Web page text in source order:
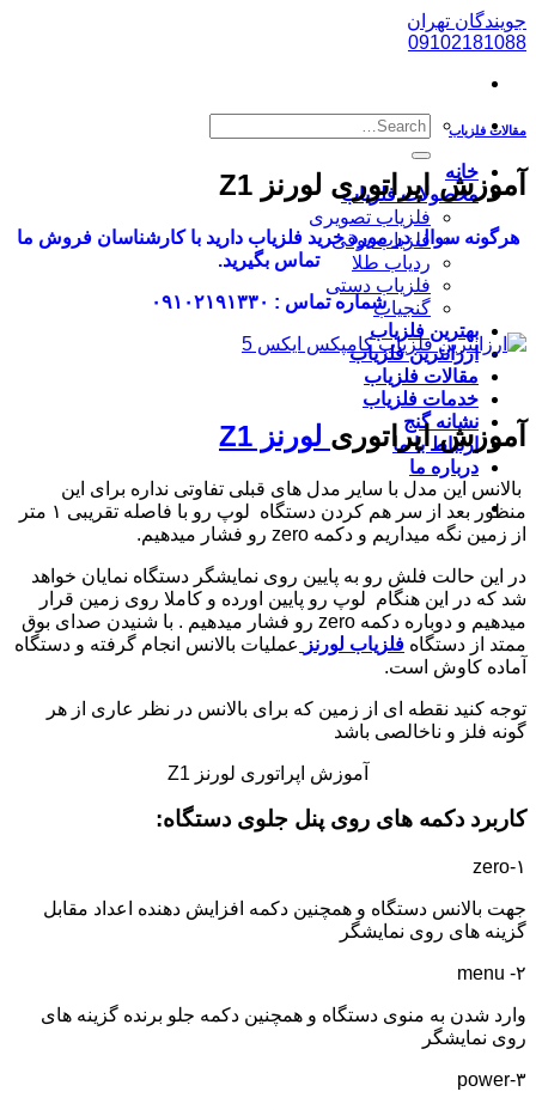
پرش
به
جویندگان تهران
09102181088
خانه
محصولات فلزیاب
فلزیاب تصویری
فلزیاب بوقی
ردیاب طلا
فلزیاب دستی
گنجیاب
بهترین فلزیاب
ارزانترین فلزیاب
مقالات فلزیاب
خدمات فلزیاب
نشانه گنج
ارتباط با ما
درباره ما
مقالات فلزیاب
آموزش اپراتوری لورنز Z1
هرگونه سوال در مورد خرید فلزیاب دارید با کارشناسان فروش ما
تماس بگیرید.
شماره تماس : ۰۹۱۰۲۱۹۱۳۳۰
آموزش اپراتوری لورنز Z1
بالانس این مدل با سایر مدل های قبلی تفاوتی نداره برای این
منظور بعد از سر هم کردن دستگاه لوپ رو با فاصله تقریبی ۱ متر
از زمین نگه میداریم و دکمه zero رو فشار میدهیم.
در این حالت فلش رو به پایین روی نمایشگر دستگاه نمایان خواهد
شد که در این هنگام لوپ رو پایین اورده و کاملا روی زمین قرار
میدهیم و دوباره دکمه zero رو فشار میدهیم . با شنیدن صدای بوق
ممتد از دستگاه فلزیاب لورنز عملیات بالانس انجام گرفته و دستگاه
آماده کاوش است.
توجه کنید نقطه ای از زمین که برای بالانس در نظر عاری از هر
گونه فلز و ناخالصی باشد
آموزش اپراتوری لورنز Z1
کاربرد دکمه های روی پنل جلوی دستگاه:
۱-zero
جهت بالانس دستگاه و همچنین دکمه افزایش دهنده اعداد مقابل
گزینه های روی نمایشگر
۲- menu
وارد شدن به منوی دستگاه و همچنین دکمه جلو برنده گزینه های
روی نمایشگر
۳-power